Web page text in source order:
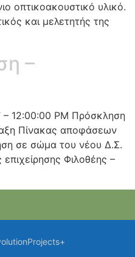
οπτικοακουστικό υλικό.
και μελετητής της
–
– 12:00:00 PM Πρόσκληση
Πίνακας αποφάσεων
σε σώμα του νέου Δ.Σ.
Φιλοθέης –